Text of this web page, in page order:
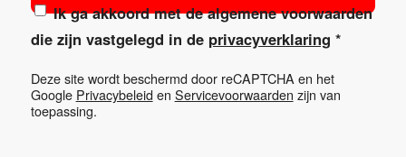
Ik ga akkoord met de algemene voorwaarden
die zijn vastgelegd in de privacyverklaring *
Deze site wordt beschermd door reCAPTCHA en het
Google Privacybeleiden Servicevoorwaarden zijn van
toepassing.